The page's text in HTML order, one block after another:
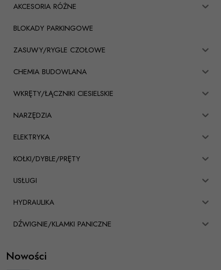
AKCESORIA RÓŻNE
BLOKADY PARKINGOWE
ZASUWY/RYGLE CZOŁOWE
CHEMIA BUDOWLANA
WKRĘTY/ŁĄCZNIKI CIESIELSKIE
NARZĘDZIA
ELEKTRYKA
KOŁKI/DYBLE/PRĘTY
USŁUGI
HYDRAULIKA
DŹWIGNIE/KLAMKI PANICZNE
Nowości